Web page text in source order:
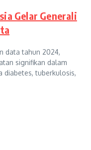
Gelar Generali
data tahun 2024,
signifikan dalam
diabetes, tuberkulosis,